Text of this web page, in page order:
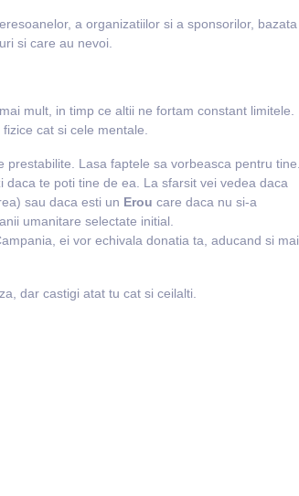
a organizatiilor si a sponsorilor, bazata
si care au nevoi.
mult, in timp ce altii ne fortam constant limitele.
cat si cele mentale.
Lasa faptele sa vorbeasca pentru tine.
te poti tine de ea. La sfarsit vei vedea daca
sau daca esti un Erou care daca nu si-a
umanitare selectate initial.
ei vor echivala donatia ta, aducand si mai
dar castigi atat tu cat si ceilalti.